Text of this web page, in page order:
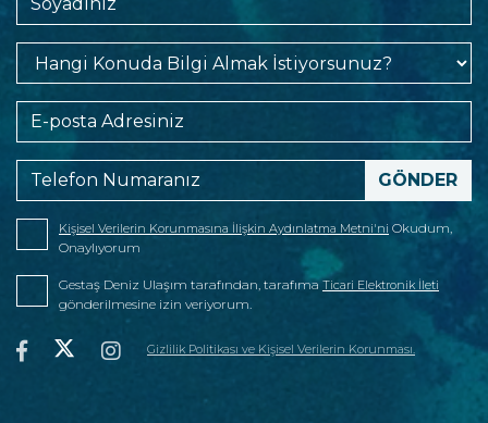
Kişisel Verilerin Korunmasına İlişkin Aydınlatma Metni'ni Okudum,
Onaylıyorum
Gestaş Deniz Ulaşım tarafından, tarafımaTicari Elektronik İleti
gönderilmesine izin veriyorum.
Gizlilik Politikası ve Kişisel Verilerin Korunması.